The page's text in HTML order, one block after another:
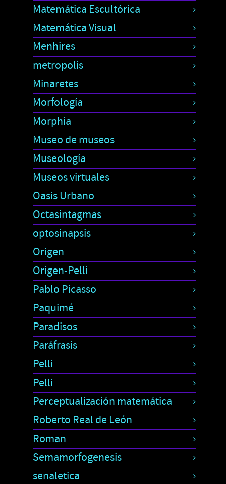
Matemática Escultórica
Matemática Visual
Menhires
metropolis
Minaretes
Morfología
Morphia
Museo de museos
Museología
Museos virtuales
Oasis Urbano
Octasintagmas
optosinapsis
Origen
Origen-Pelli
Pablo Picasso
Paquimé
Paradisos
Paráfrasis
Pelli
Pelli
Perceptualización matemática
Roberto Real de León
Roman
Semamorfogenesis
senaletica